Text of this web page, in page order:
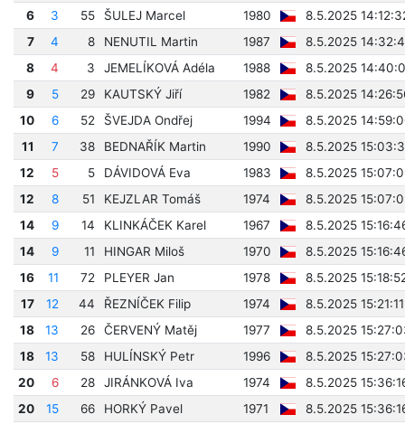
6
3 55 ŠULEJ Marcel 1980
8.5.2025
7
4 8 NENUTIL Martin 1987
8.5.2025
8
4 3 JEMELÍKOVÁ Adéla 1988
8.5.2025
9
5 29 KAUTSKÝ Jiří 1982
8.5.2025
10
6 52 ŠVEJDA Ondřej 1994
8.5.2025
11
7 38 BEDNAŘÍK Martin 1990
8.5.2025
12
5 5 DÁVIDOVÁ Eva 1983
8.5.2025
12
8 51 KEJZLAR Tomáš 1974
8.5.2025
14
9 14 KLINKÁČEK Karel 1967
8.5.2025
14
9 11 HINGAR Miloš 1970
8.5.2025
16
11 72 PLEYER Jan 1978
8.5.2025
17
12 44 ŘEZNÍČEK Filip 1974
8.5.2025 15:21:11
18
13 26 ČERVENÝ Matěj 1977
8.5.2025
18
13 58 HULÍNSKÝ Petr 1996
8.5.2025
20
6 28 JIRÁNKOVÁ Iva 1974
8.5.2025
20
15 66 HORKÝ Pavel 1971
8.5.2025